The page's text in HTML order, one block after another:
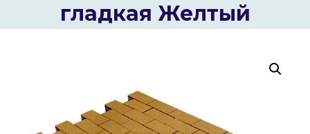
гладкая Желтый